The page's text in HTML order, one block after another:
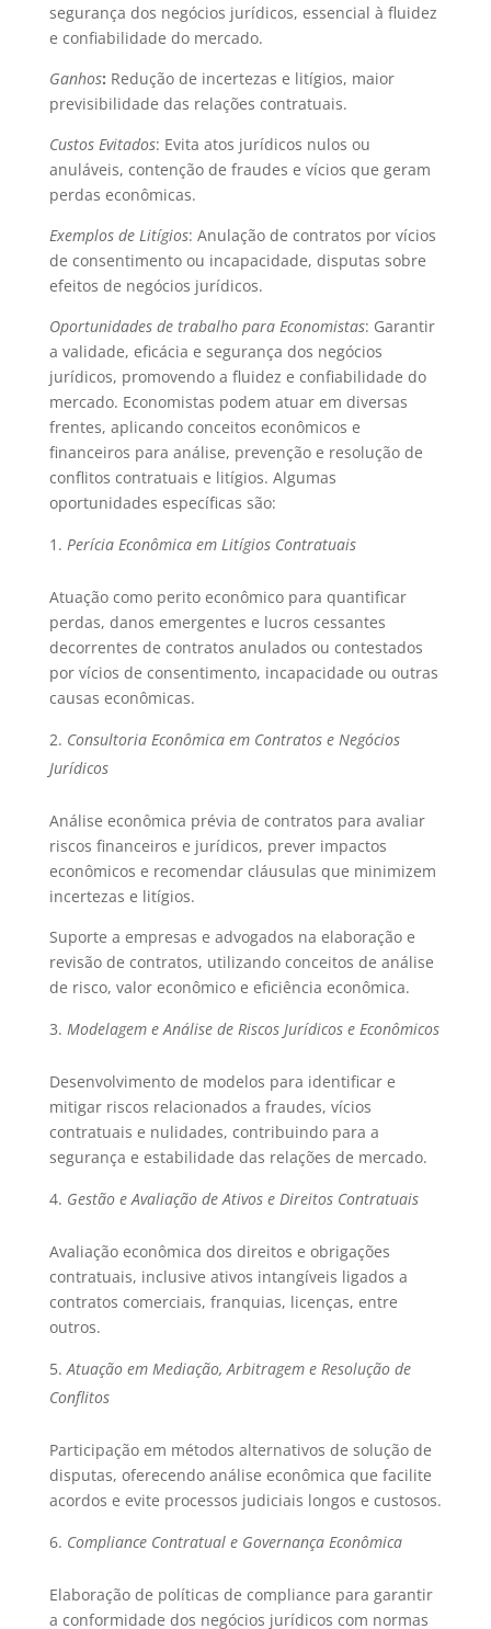
segurança dos negócios jurídicos, essencial à fluidez
e confiabilidade do mercado.
Ganhos: Redução de incertezas e litígios, maior
previsibilidade das relações contratuais.
Custos Evitados: Evita atos jurídicos nulos ou
anuláveis, contenção de fraudes e vícios que geram
perdas econômicas.
Exemplos de Litígios: Anulação de contratos por vícios
de consentimento ou incapacidade, disputas sobre
efeitos de negócios jurídicos.
Oportunidades de trabalho para Economistas: Garantir
a validade, eficácia e segurança dos negócios
jurídicos, promovendo a fluidez e confiabilidade do
mercado. Economistas podem atuar em diversas
frentes, aplicando conceitos econômicos e
financeiros para análise, prevenção e resolução de
conflitos contratuais e litígios. Algumas
oportunidades específicas são:
Perícia Econômica em Litígios Contratuais
Atuação como perito econômico para quantificar
perdas, danos emergentes e lucros cessantes
decorrentes de contratos anulados ou contestados
por vícios de consentimento, incapacidade ou outras
causas econômicas.
Consultoria Econômica em Contratos e Negócios
Jurídicos
Análise econômica prévia de contratos para avaliar
riscos financeiros e jurídicos, prever impactos
econômicos e recomendar cláusulas que minimizem
incertezas e litígios.
Suporte a empresas e advogados na elaboração e
revisão de contratos, utilizando conceitos de análise
de risco, valor econômico e eficiência econômica.
Modelagem e Análise de Riscos Jurídicos e Econômicos
Desenvolvimento de modelos para identificar e
mitigar riscos relacionados a fraudes, vícios
contratuais e nulidades, contribuindo para a
segurança e estabilidade das relações de mercado.
Gestão e Avaliação de Ativos e Direitos Contratuais
Avaliação econômica dos direitos e obrigações
contratuais, inclusive ativos intangíveis ligados a
contratos comerciais, franquias, licenças, entre
outros.
Atuação em Mediação, Arbitragem e Resolução de
Conflitos
Participação em métodos alternativos de solução de
disputas, oferecendo análise econômica que facilite
acordos e evite processos judiciais longos e custosos.
Compliance Contratual e Governança Econômica
Elaboração de políticas de compliance para garantir
a conformidade dos negócios jurídicos com normas